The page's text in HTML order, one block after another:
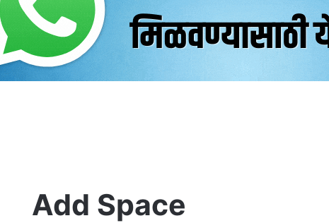
Add Space